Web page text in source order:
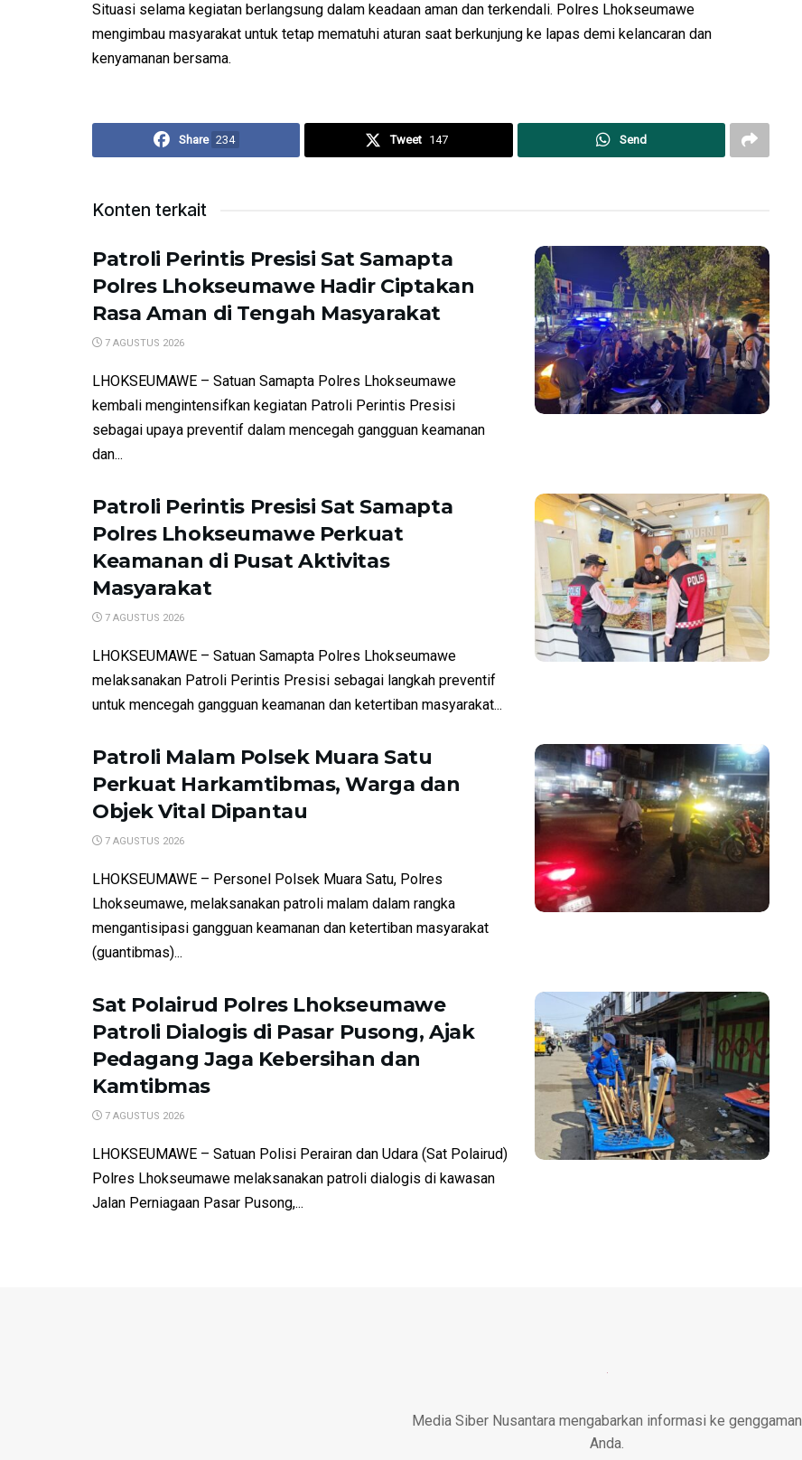
Situasi selama kegiatan berlangsung dalam keadaan aman dan terkendali. Polres Lhokseumawe
mengimbau masyarakat untuk tetap mematuhi aturan saat berkunjung ke lapas demi kelancaran dan
kenyamanan bersama.
Share 234 Tweet 147 Send
Konten terkait
Patroli Perintis Presisi Sat Samapta
Polres Lhokseumawe Hadir Ciptakan
Rasa Aman di Tengah Masyarakat
7 AGUSTUS 2026
LHOKSEUMAWE – Satuan Samapta Polres Lhokseumawe
kembali mengintensifkan kegiatan Patroli Perintis Presisi
sebagai upaya preventif dalam mencegah gangguan keamanan
dan...
Patroli Perintis Presisi Sat Samapta
Polres Lhokseumawe Perkuat
Keamanan di Pusat Aktivitas
Masyarakat
7 AGUSTUS 2026
LHOKSEUMAWE – Satuan Samapta Polres Lhokseumawe
melaksanakan Patroli Perintis Presisi sebagai langkah preventif
untuk mencegah gangguan keamanan dan ketertiban masyarakat...
Patroli Malam Polsek Muara Satu
Perkuat Harkamtibmas, Warga dan
Objek Vital Dipantau
7 AGUSTUS 2026
LHOKSEUMAWE – Personel Polsek Muara Satu, Polres
Lhokseumawe, melaksanakan patroli malam dalam rangka
mengantisipasi gangguan keamanan dan ketertiban masyarakat
(guantibmas)...
Sat Polairud Polres Lhokseumawe
Patroli Dialogis di Pasar Pusong, Ajak
Pedagang Jaga Kebersihan dan
Kamtibmas
7 AGUSTUS 2026
LHOKSEUMAWE – Satuan Polisi Perairan dan Udara (Sat Polairud)
Polres Lhokseumawe melaksanakan patroli dialogis di kawasan
Jalan Perniagaan Pasar Pusong,...
Media Siber Nusantara mengabarkan informasi ke genggaman
Anda.